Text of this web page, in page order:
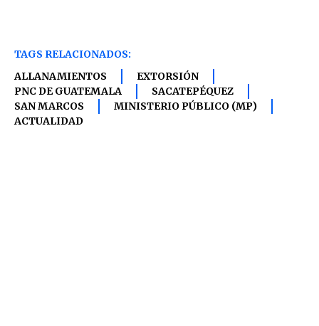
TAGS RELACIONADOS:
ALLANAMIENTOS
EXTORSIÓN
PNC DE GUATEMALA
SACATEPÉQUEZ
SAN MARCOS
MINISTERIO PÚBLICO (MP)
ACTUALIDAD